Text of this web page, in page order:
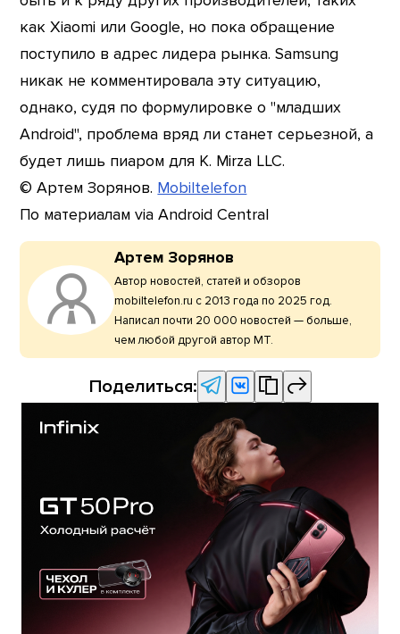
как Xiaomi или Google, но пока обращение
поступило в адрес лидера рынка. Samsung
никак не комментировала эту ситуацию,
однако, судя по формулировке о "младших
Android", проблема вряд ли станет серьезной, а
будет лишь пиаром для K. Mirza LLC.
© Артем Зорянов. Mobiltelefon
По материалам via Android Central
Артем Зорянов
Автор новостей, статей и обзоров
mobiltelefon.ru с 2013 года по 2025 год.
Написал почти 20 000 новостей — больше,
чем любой другой автор МТ.
Поделиться: